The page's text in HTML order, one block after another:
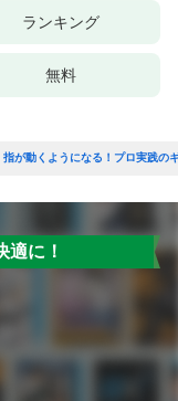
ランキング
無料
指が動くようになる！プロ実践の
適に！